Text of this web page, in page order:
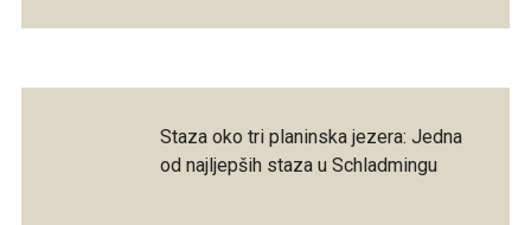
Staza oko tri planinska jezera: Jedna
od najljepših staza u Schladmingu